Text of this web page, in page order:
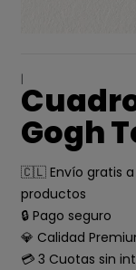
|
Gogh
🇨🇱 Envío gratis
productos
🔒 Pago seguro
💎 Calidad
💳 3 Cuotas sin